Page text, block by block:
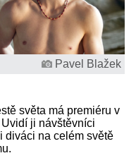
Pavel Blažek
světa má premiéru v
ji návštěvníci
diváci na celém světě